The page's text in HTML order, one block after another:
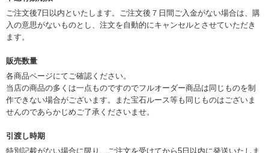
ご注文後7日以内といたします。ご注文後７日間ご入金がない場合は、購
入の意思がないものとし、注文を自動的にキャンセルとさせていただき
ます。
販売数量
各商品ページにてご確認ください。
当店の商品の多くは一点ものですのでフルオーダー商品は同じものを制
作できない場合がございます。また宝石ルース等も同じものはございま
せんのであらかじめご了承くださいませ。
引渡し時期
特別記載がない場合に限り、ご注文を受けてから5日以内に発送いたしま